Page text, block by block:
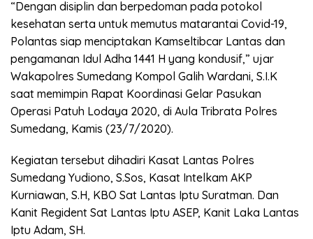
“Dengan disiplin dan berpedoman pada potokol
kesehatan serta untuk memutus matarantai Covid-19,
Polantas siap menciptakan Kamseltibcar Lantas dan
pengamanan Idul Adha 1441 H yang kondusif,” ujar
Wakapolres Sumedang Kompol Galih Wardani, S.I.K
saat memimpin Rapat Koordinasi Gelar Pasukan
Operasi Patuh Lodaya 2020, di Aula Tribrata Polres
Sumedang, Kamis (23/7/2020).
Kegiatan tersebut dihadiri Kasat Lantas Polres
Sumedang Yudiono, S.Sos, Kasat Intelkam AKP
Kurniawan, S.H, KBO Sat Lantas Iptu Suratman. Dan
Kanit Regident Sat Lantas Iptu ASEP, Kanit Laka Lantas
Iptu Adam, SH.